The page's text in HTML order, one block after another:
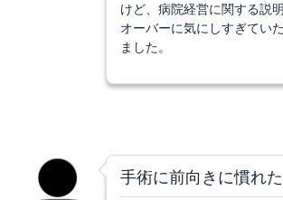
けど、病院経営に関する説
オーバーに気にしすぎてい
ました。
手術に前向きに慣れた